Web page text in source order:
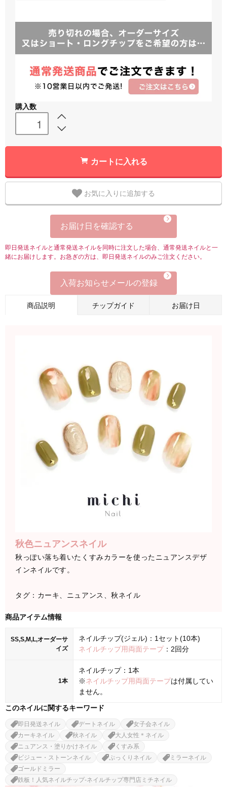
購入数
カートに入れる
お気に入りに追加する
お届け日を確認する
即日発送ネイルと通常発送ネイルを同時に注文した場合、通常発送ネイルと一
緒にお届けします。お急ぎの方は、即日発送ネイルのみご注文ください。
入荷お知らせメールの登録
商品説明 チップガイド お届け日
秋色ニュアンスネイル
秋っぽい落ち着いたくすみカラーを使ったニュアンスデザ
インネイルです。
タグ：カーキ、ニュアンス、秋ネイル
商品アイテム情報
SS,S,M,L,オーダーサ
イズ
ネイルチップ(ジェル)：1セット(10本)
ネイルチップ用両面テープ：2回分
1本
ネイルチップ：1本
※ネイルチップ用両面テープは付属してい
ません。
このネイルに関するキーワード
即日発送ネイル デートネイル
女子会ネイル
カーキネイル
秋ネイル
大人女性＊ネイル
ニュアンス・塗りかけネイル
くすみ系
ビジュー・ストーンネイル
ぷっくりネイル
ミラーネイル
ゴールドミラー
鉄板！人気ネイルチップ-ネイルチップ専門店ミチネイル